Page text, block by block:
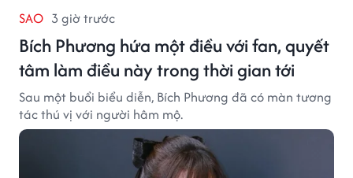
SAO 3 giờ trước
Bích Phương hứa một điều với fan, quyết
tâm làm điều này trong thời gian tới
Sau một buổi biểu diễn, Bích Phương đã có màn tương
tác thú vị với người hâm mộ.